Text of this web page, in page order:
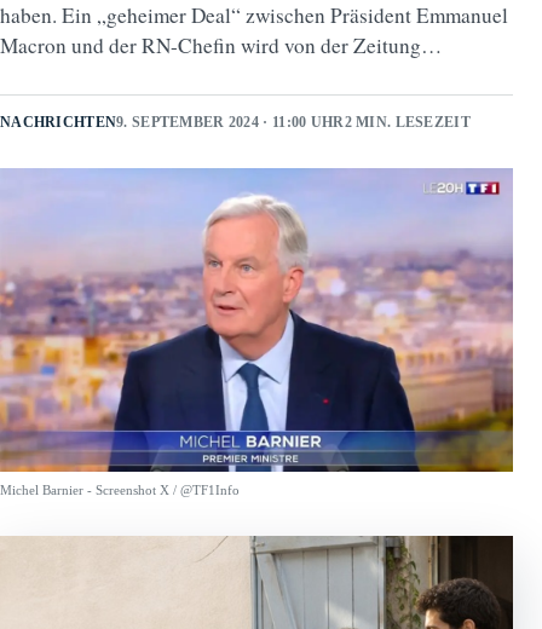
haben. Ein „geheimer Deal“ zwischen Präsident Emmanuel
Macron und der RN-Chefin wird von der Zeitung…
NACHRICHTEN9. SEPTEMBER 2024 · 11:00 UHR2 MIN. LESEZEIT
Michel Barnier - Screenshot X / @TF1Info